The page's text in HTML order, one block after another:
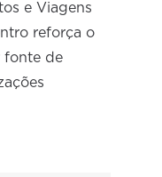
e Viagens
reforça o
fonte de